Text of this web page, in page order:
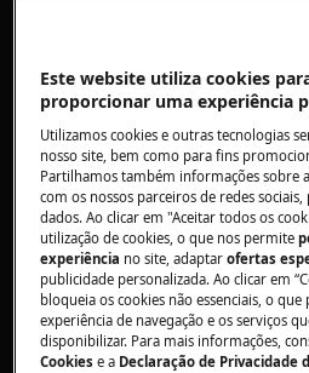
Máquina de secar
Máquina de secar
com bomba de calor
Resolução
1. Certifique-se de que o
está configurado entre
programa
2. Efectue o reset do
Este website utiliza cookies
proporcionar uma experiência
Utilizamos cookies e outras tecnologias
nosso site, bem como para fins
Partilhamos também informações sobre
com os nossos parceiros de redes
dados. Ao clicar em "Aceitar todos os
utilização de cookies, o que nos permite
experiência no site, adaptarofertas
publicidade personalizada. Ao clicar em
bloqueia os cookies não essenciais, o
experiência de navegação e os serviços
disponibilizar. Para mais informações,
Cookies e a Declaração de Privacidade